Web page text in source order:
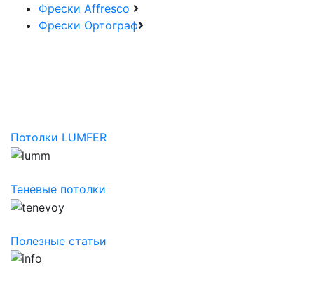
Фрески Affresco
Фрески Ортограф
Потолки LUMFER
Теневые потолки
Полезные статьи